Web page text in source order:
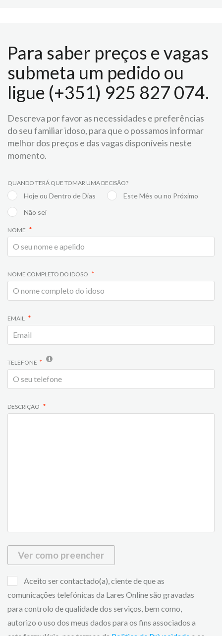
Para saber preços e vagas
submeta um pedido ou
ligue (+351) 925 827 074.
Descreva por favor as necessidades e preferências
do seu familiar idoso, para que o possamos informar
melhor dos preços e das vagas disponíveis neste
momento.
QUANDO TERÁ QUE TOMAR UMA DECISÃO?
Hoje ou Dentro de Dias
Este Mês ou no Próximo
Não sei
NOME
NOME COMPLETO DO IDOSO
EMAIL
TELEFONE
DESCRIÇÃO
Ver como preencher
Aceito ser contactado(a), ciente de que as
comunicações telefónicas da Lares Online são gravadas
para controlo de qualidade dos serviços, bem como,
autorizo o uso dos meus dados para os fins associados a